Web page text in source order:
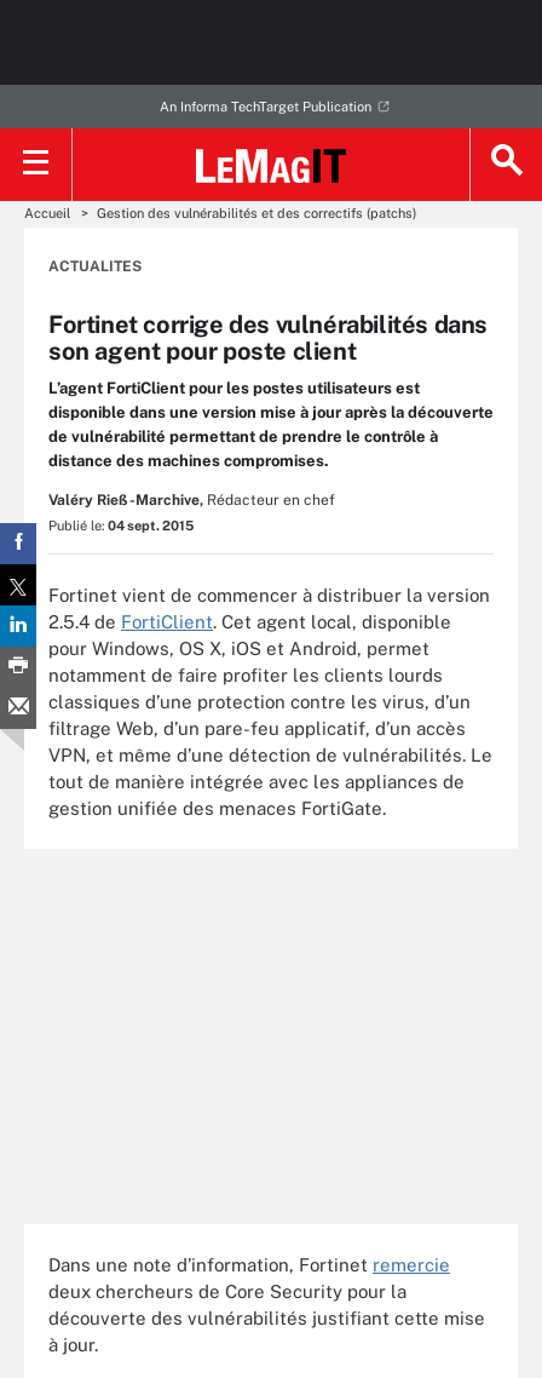
An Informa TechTarget Publication
Accueil Gestion des vulnérabilités et des correctifs (patchs)
ACTUALITES
Fortinet corrige des vulnérabilités dans
son agent pour poste client
L’agent FortiClient pour les postes utilisateurs est
disponible dans une version mise à jour après la découverte
de vulnérabilité permettant de prendre le contrôle à
distance des machines compromises.
Valéry Rieß-Marchive, Rédacteur en chef
Publié le: 04 sept. 2015
Fortinet vient de commencer à distribuer la version
2.5.4 de FortiClient. Cet agent local, disponible
pour Windows, OS X, iOS et Android, permet
notamment de faire profiter les clients lourds
classiques d’une protection contre les virus, d’un
filtrage Web, d’un pare-feu applicatif, d’un accès
VPN, et même d’une détection de vulnérabilités. Le
tout de manière intégrée avec les appliances de
gestion unifiée des menaces FortiGate.
Dans une note d’information, Fortinet remercie
deux chercheurs de Core Security pour la
découverte des vulnérabilités justifiant cette mise
à jour.